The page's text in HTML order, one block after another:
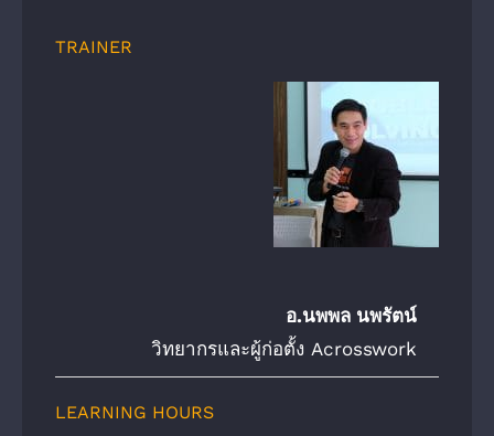
TRAINER
อ.นพพล นพรัตน์
วิทยากรและผู้ก่อตั้ง Acrosswork
LEARNING HOURS